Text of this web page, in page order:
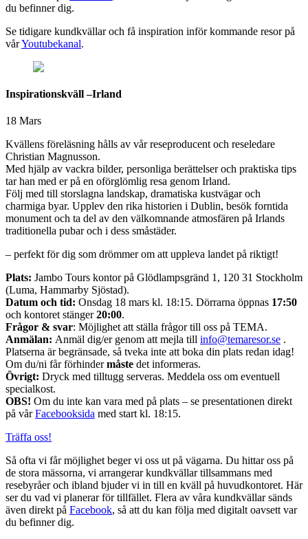
du befinner dig.
Se tidigare kundkvällar och få inspiration inför kommande resor på
vårYoutubekanal.
Inspirationskväll –Irland
18 Mars
Kvällens föreläsning hålls av vår reseproducent och reseledare
Christian Magnusson.
Med hjälp av vackra bilder, personliga berättelser och praktiska tips
tar han med er på en oförglömlig resa genom Irland.
Följ med till storslagna landskap, dramatiska kustvägar och
charmiga byar. Upplev den rika historien i Dublin, besök forntida
monument och ta del av den välkomnande atmosfären på Irlands
traditionella pubar och i dess småstäder.
– perfekt för dig som drömmer om att uppleva landet på riktigt!
Plats: Jambo Tours kontor på Glödlampsgränd 1, 120 31 Stockholm
(Luma, Hammarby Sjöstad).
Datum och tid: Onsdag 18 mars kl. 18:15. Dörrarna öppnas 17:50
och kontoret stänger20:00.
Frågor & svar: Möjlighet att ställa frågor till oss på TEMA.
Anmälan: Anmäl dig/er genom att mejla till info@temaresor.se .
Platserna är begränsade, så tveka inte att boka din plats redan idag!
Om du/ni får förhindermåste det informeras.
Övrigt: Dryck med tilltugg serveras. Meddela oss om eventuell
specialkost.
OBS! Om du inte kan vara med på plats – se presentationen direkt
på vårFacebooksida med start kl. 18:15.
Träffa oss!
Så ofta vi får möjlighet beger vi oss ut på vägarna. Du hittar oss på
de stora mässorna, vi arrangerar kundkvällar tillsammans med
resebyråer och ibland bjuder vi in till en kväll på huvudkontoret. Här
ser du vad vi planerar för tillfället. Flera av våra kundkvällar sänds
även direkt på Facebook, så att du kan följa med digitalt oavsett var
du befinner dig.